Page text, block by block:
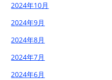
2024年10月
2024年9月
2024年8月
2024年7月
2024年6月